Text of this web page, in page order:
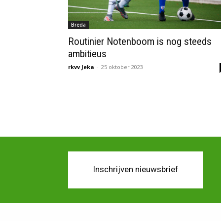
Breda
Routinier Notenboom is nog steeds
ambitieus
rkvv Jeka - 25 oktober 2023
Inschrijven nieuwsbrief